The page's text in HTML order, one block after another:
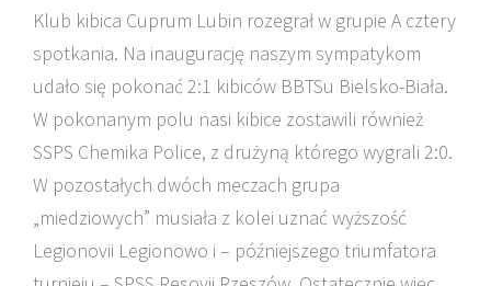
Klub kibica Cuprum Lubin rozegrał w grupie A cztery
spotkania. Na inaugurację naszym sympatykom
udało się pokonać 2:1 kibiców BBTSu Bielsko-Biała.
W pokonanym polu nasi kibice zostawili również
SSPS Chemika Police, z drużyną którego wygrali 2:0.
W pozostałych dwóch meczach grupa
„miedziowych” musiała z kolei uznać wyższość
Legionovii Legionowo i – późniejszego triumfatora